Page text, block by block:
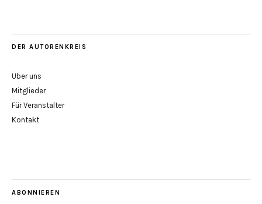
DER AUTORENKREIS
Über uns
Mitglieder
Für Veranstalter
Kontakt
ABONNIEREN